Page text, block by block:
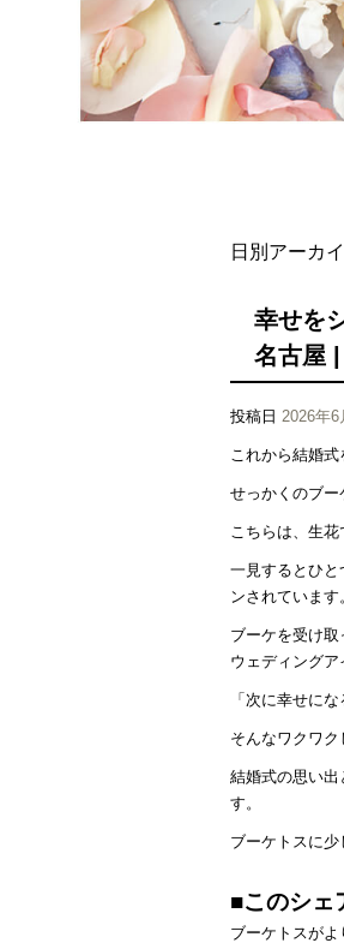
日別アーカ
幸せを
名古屋
投稿日 2026年6
これから結婚式
せっかくのブー
こちらは、生花
一見するとひ
ンされています
ブーケを受け
ウェディングア
「次に幸せに
そんなワクワク
結婚式の思い出
す。
ブーケトスに
■このシェ
ブーケトスが